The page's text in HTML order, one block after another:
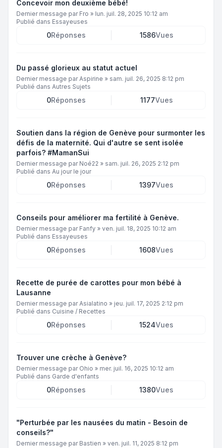
Concevoir mon deuxième bébé!
Dernier message par Fro » lun. juil. 28, 2025 10:12 am
Publié dans Essayeuses
0Réponses 1586Vues
Du passé glorieux au statut actuel
Dernier message parAspirine » sam. juil. 26, 2025 8:12 pm
Publié dans Autres Sujets
0Réponses 1177Vues
Soutien dans la région de Genève pour surmonter les
défis de la maternité. Qui d'autre se sent isolée
parfois? #MamanSui
Dernier message par Noé22 » sam. juil. 26, 2025 2:12 pm
Publié dans Au jour le jour
0Réponses 1397Vues
Conseils pour améliorer ma fertilité à Genève.
Dernier message par Fanfy » ven. juil. 18, 2025 10:12 am
Publié dans Essayeuses
0Réponses 1608Vues
Recette de purée de carottes pour mon bébé à
Lausanne
Dernier message parAsialatino » jeu. juil. 17, 2025 2:12 pm
Publié dans Cuisine / Recettes
0Réponses 1524Vues
Trouver une crèche à Genève?
Dernier message par Ohio » mer. juil. 16, 2025 10:12 am
Publié dans Garde d'enfants
0Réponses 1380Vues
"Perturbée par les nausées du matin - Besoin de
conseils?"
Dernier message par Bastien » ven. juil. 11, 2025 8:12 pm